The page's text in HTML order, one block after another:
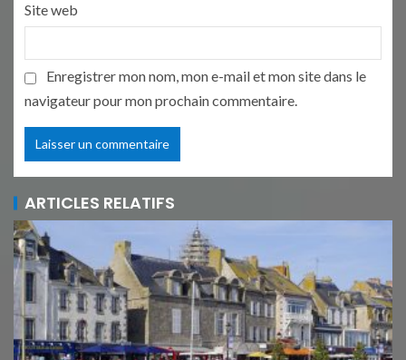
Site web
Enregistrer mon nom, mon e-mail et mon site dans le
navigateur pour mon prochain commentaire.
ARTICLES RELATIFS